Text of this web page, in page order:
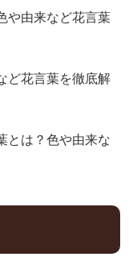
や由来など花言葉
ど花言葉を徹底解
とは？色や由来な